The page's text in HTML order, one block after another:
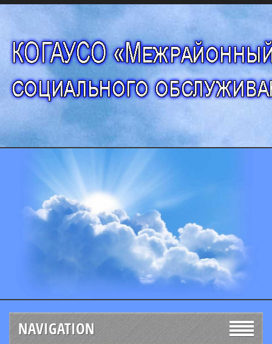
NAVIGATION